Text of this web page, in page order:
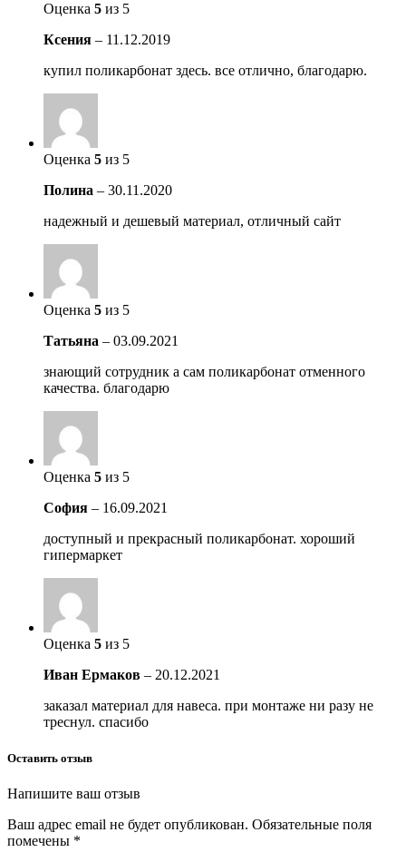
Оценка 5 из 5
Ксения – 11.12.2019
купил поликарбонат здесь. все отлично, благодарю.
Оценка 5 из 5
Полина – 30.11.2020
надежный и дешевый материал, отличный сайт
Оценка 5 из 5
Татьяна – 03.09.2021
знающий сотрудник а сам поликарбонат отменного
качества. благодарю
Оценка 5 из 5
София – 16.09.2021
доступный и прекрасный поликарбонат. хороший
гипермаркет
Оценка 5 из 5
Иван Ермаков – 20.12.2021
заказал материал для навеса. при монтаже ни разу не
треснул. спасибо
Оставить отзыв
Напишите ваш отзыв
Ваш адрес email не будет опубликован. Обязательные поля
помечены *